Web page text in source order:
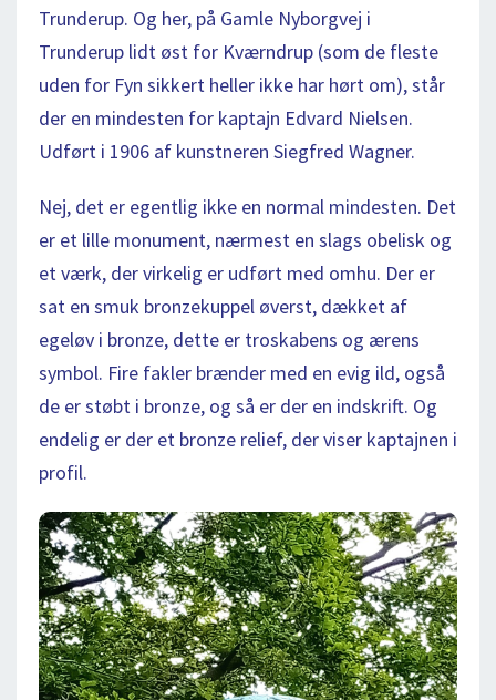
Trunderup. Og her, på Gamle Nyborgvej i
Trunderup lidt øst for Kværndrup (som de fleste
uden for Fyn sikkert heller ikke har hørt om), står
der en mindesten for kaptajn Edvard Nielsen.
Udført i 1906 af kunstneren Siegfred Wagner.
Nej, det er egentlig ikke en normal mindesten. Det
er et lille monument, nærmest en slags obelisk og
et værk, der virkelig er udført med omhu. Der er
sat en smuk bronzekuppel øverst, dækket af
egeløv i bronze, dette er troskabens og ærens
symbol. Fire fakler brænder med en evig ild, også
de er støbt i bronze, og så er der en indskrift. Og
endelig er der et bronze relief, der viser kaptajnen i
profil.